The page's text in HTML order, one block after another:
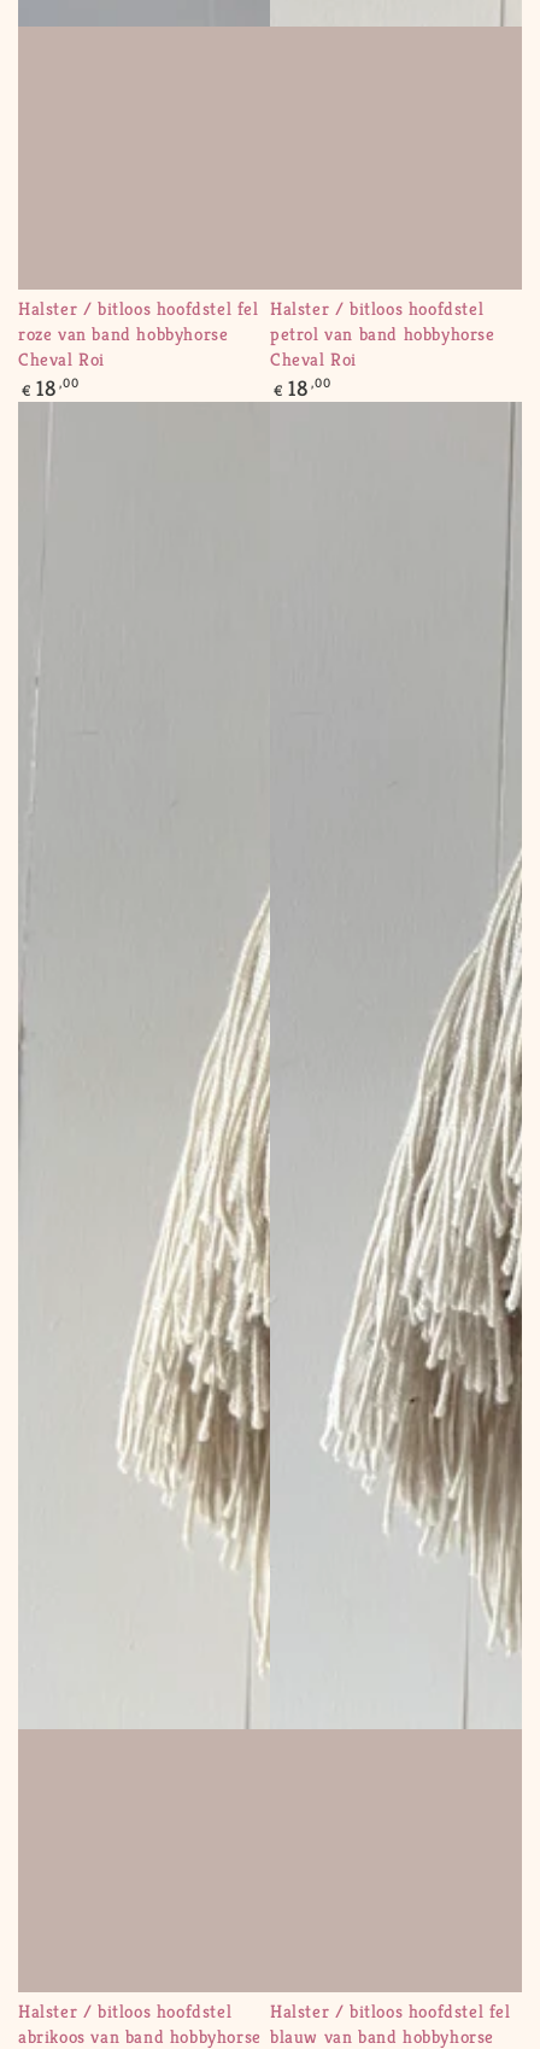
Halster / bitloos hoofdstel fel
roze van band hobbyhorse
Cheval Roi
Regular
price
€ 18 ,00
Halster / bitloos hoofdstel
petrol van band hobbyhorse
Cheval Roi
Regular
price
€ 18 ,00
Halster / bitloos hoofdstel
abrikoos van band hobbyhorse
Halster / bitloos hoofdstel fel
blauw van band hobbyhorse